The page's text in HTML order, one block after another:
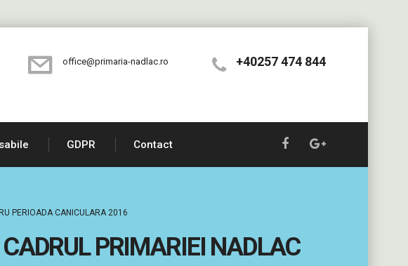
+40257 474 844
office@primaria-nadlac.ro
GDPR Contact
PERIOADA CANICULARA 2016
PRIMARIEI NADLAC